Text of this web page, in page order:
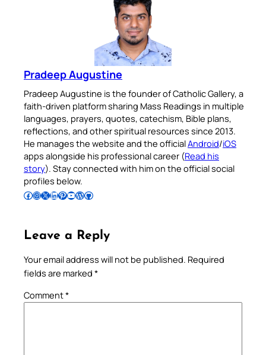
Pradeep Augustine
Pradeep Augustine is the founder of Catholic Gallery, a
faith-driven platform sharing Mass Readings in multiple
languages, prayers, quotes, catechism, Bible plans,
reflections, and other spiritual resources since 2013.
He manages the website and the officialAndroid/iOS
apps alongside his professional career (Read his
story). Stay connected with him on the official social
profiles below.
Follow Pradeep on Facebook Follow Pradeep on InstagramFollow Pradeep on X Follow Pradeep on LinkedIn Follow Pradeep on Pinterest Subscribe to Pradeep’s Youtube Channel Follow Pradeep on WordPress Follow Pradeep on GitHub
Leave a Reply
Your email address will not be published. Required
fields are marked *
Comment*